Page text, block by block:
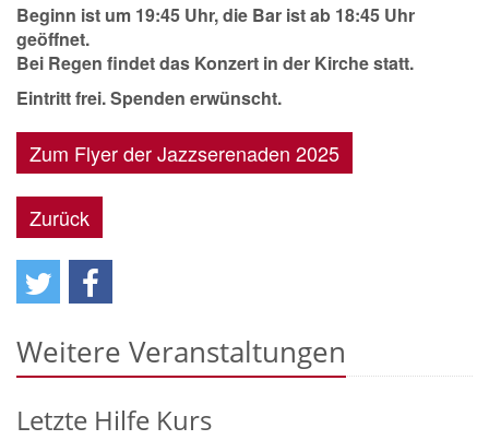
Beginn ist um 19:45 Uhr, die Bar ist ab 18:45 Uhr
geöffnet.
Bei Regen findet das Konzert in der Kirche statt.
Eintritt frei. Spenden erwünscht.
Zum Flyer der Jazzserenaden 2025
Zurück
Weitere Veranstaltungen
Letzte Hilfe Kurs